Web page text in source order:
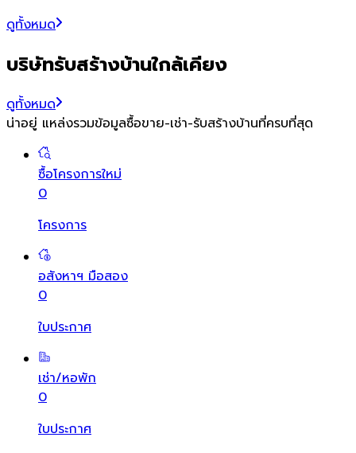
ดูทั้งหมด
บริษัทรับสร้างบ้านใกล้เคียง
ดูทั้งหมด
น่าอยู่ แหล่งรวมข้อมูลซื้อขาย-เช่า-รับสร้างบ้านที่ครบที่สุด
ซื้อโครงการใหม่
0
โครงการ
อสังหาฯ มือสอง
0
ใบประกาศ
เช่า/หอพัก
0
ใบประกาศ